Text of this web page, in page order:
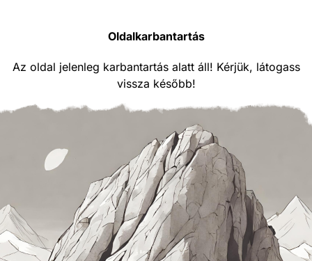
Oldalkarbantartás
Az oldal jelenleg karbantartás alatt áll! Kérjük, látogass
vissza később!